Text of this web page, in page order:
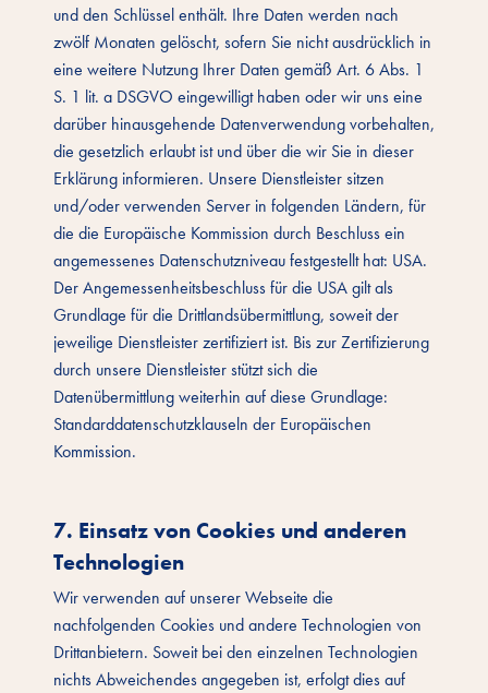
und den Schlüssel enthält. Ihre Daten werden nach
zwölf Monaten gelöscht, sofern Sie nicht ausdrücklich in
eine weitere Nutzung Ihrer Daten gemäß Art. 6 Abs. 1
S. 1 lit. a DSGVO eingewilligt haben oder wir uns eine
darüber hinausgehende Datenverwendung vorbehalten,
die gesetzlich erlaubt ist und über die wir Sie in dieser
Erklärung informieren. Unsere Dienstleister sitzen
und/oder verwenden Server in folgenden Ländern, für
die die Europäische Kommission durch Beschluss ein
angemessenes Datenschutzniveau festgestellt hat: USA.
Der Angemessenheitsbeschluss für die USA gilt als
Grundlage für die Drittlandsübermittlung, soweit der
jeweilige Dienstleister zertifiziert ist. Bis zur Zertifizierung
durch unsere Dienstleister stützt sich die
Datenübermittlung weiterhin auf diese Grundlage:
Standarddatenschutzklauseln der Europäischen
Kommission.
7. Einsatz von Cookies und anderen
Technologien
Wir verwenden auf unserer Webseite die
nachfolgenden Cookies und andere Technologien von
Drittanbietern. Soweit bei den einzelnen Technologien
nichts Abweichendes angegeben ist, erfolgt dies auf